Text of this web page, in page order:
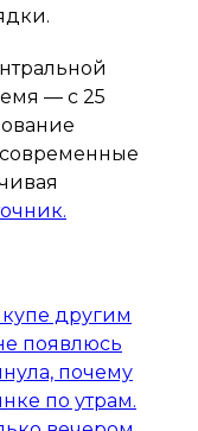
— с 25
другим
появлюсь
почему
по утрам.